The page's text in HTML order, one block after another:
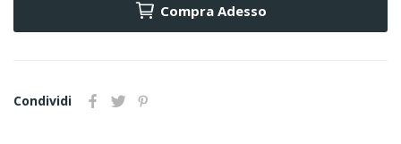
Compra Adesso
Condividi